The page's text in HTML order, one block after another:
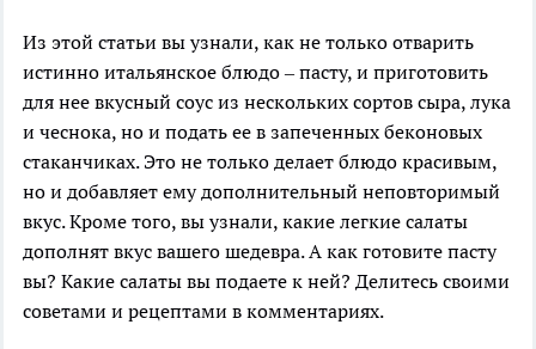
Из этой статьи вы узнали, как не только отварить
истинно итальянское блюдо – пасту, и приготовить
для нее вкусный соус из нескольких сортов сыра, лука
и чеснока, но и подать ее в запеченных беконовых
стаканчиках. Это не только делает блюдо красивым,
но и добавляет ему дополнительный неповторимый
вкус. Кроме того, вы узнали, какие легкие салаты
дополнят вкус вашего шедевра. А как готовите пасту
вы? Какие салаты вы подаете к ней? Делитесь своими
советами и рецептами в комментариях.